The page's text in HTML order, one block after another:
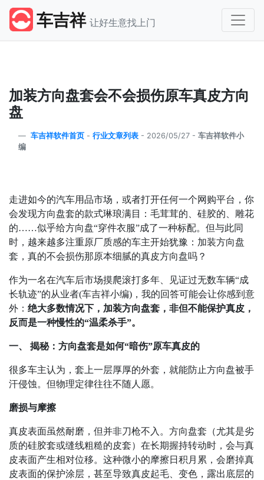
车吉祥 让好生意找上门
加装方向盘套会不会损伤原车真皮方向
盘
车吉祥软件首页 - 行业文章列表 - 2026/05/27 - 车吉祥软件小
编
走进如今的汽车用品市场，或者打开任何一个网购平台，你
会发现方向盘套的款式琳琅满目：毛茸茸的、硅胶的、雕花
的……似乎给方向盘“穿件衣服”成了一种标配。但与此同
时，越来越多注重原厂质感的车主开始犹豫：加装方向盘
套，真的不会损伤那原本细腻的真皮方向盘吗？
作为一名在汽车后市场摸爬滚打多年、见证过无数车辆“成
长轨迹”的从业者(车吉祥小编) ，我的回答可能会让你感到意
外： 绝大多数情况下，加装方向盘套，非但不能保护真皮，
反而是一种慢性的“温柔杀手”。
一、 揭秘：方向盘套是如何“暗伤”原车真皮的
很多车主认为，套上一层厚厚的外套，就能防止方向盘被手
汗侵蚀。但物理定律往往不随人愿。
磨损与摩擦
真皮表面虽然耐磨，但并非刀枪不入。方向盘套（尤其是劣
质的硅胶套或缝线粗糙的皮套）在长期握持转动时，会与真
皮表面产生相对位移。这种微小的摩擦日积月累，会磨掉真
皮表面的保护涂层，甚至导致真皮起毛、变色，露出底层的